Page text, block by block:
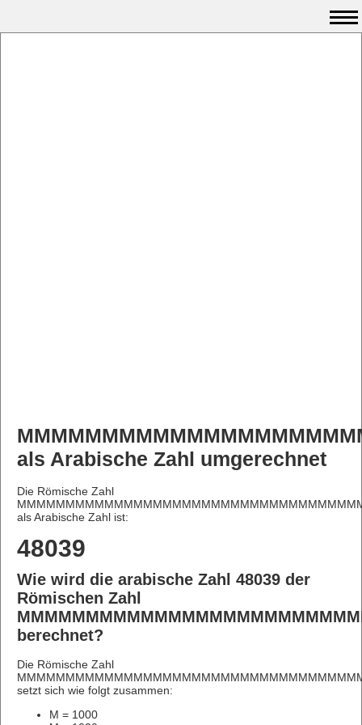
als Arabische Zahl umgerechnet
Die Römische Zahl
als Arabische Zahl ist:
48039
Wie wird die arabische Zahl 48039 der
Römischen Zahl
berechnet?
Die Römische Zahl
setzt sich wie folgt zusammen:
M = 1000